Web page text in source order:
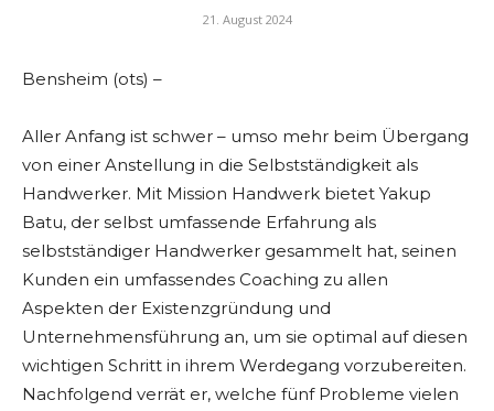
21. August 2024
Bensheim (ots) –
Aller Anfang ist schwer – umso mehr beim Übergang
von einer Anstellung in die Selbstständigkeit als
Handwerker. Mit Mission Handwerk bietet Yakup
Batu, der selbst umfassende Erfahrung als
selbstständiger Handwerker gesammelt hat, seinen
Kunden ein umfassendes Coaching zu allen
Aspekten der Existenzgründung und
Unternehmensführung an, um sie optimal auf diesen
wichtigen Schritt in ihrem Werdegang vorzubereiten.
Nachfolgend verrät er, welche fünf Probleme vielen